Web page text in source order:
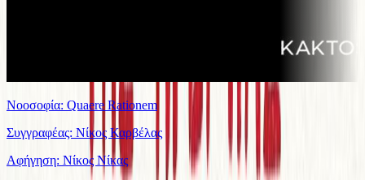
Νοοσοφία: Quaere Rationem
Συγγραφέας: Νίκος Καρβέλας
Αφήγηση: Νίκος Νίκας